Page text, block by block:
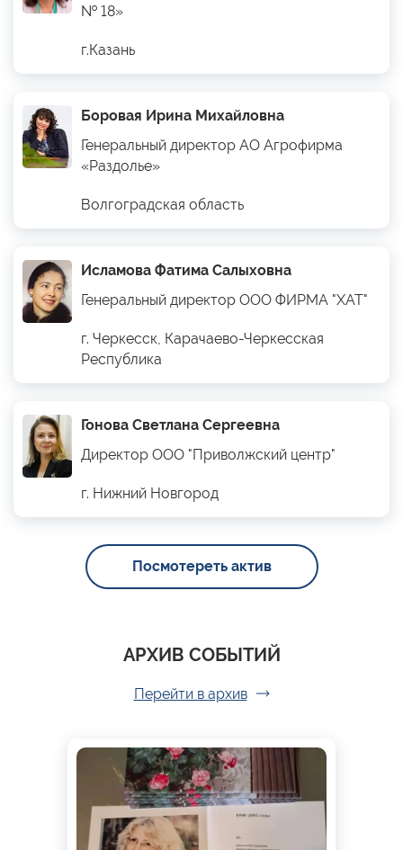
№ 18»
г.Казань
Боровая Ирина Михайловна
Генеральный директор АО Агрофирма
«Раздолье»
Волгоградская область
Исламова Фатима Салыховна
Генеральный директор ООО ФИРМА "ХАТ"
г. Черкесск, Карачаево-Черкесская
Республика
Гонова Светлана Сергеевна
Директор ООО "Приволжский центр"
г. Нижний Новгород
Посмотереть актив
АРХИВ СОБЫТИЙ
Перейти в архив